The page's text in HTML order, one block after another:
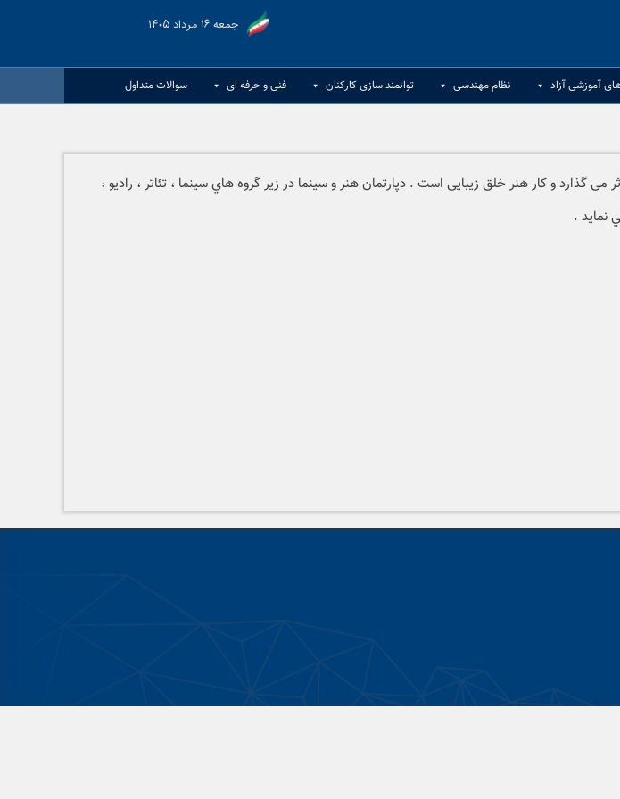
جمعه ۱۶ مرداد ۱۴۰۵
آموزشی آزاد نظام مهندسی توانمند سازی کارکنان فنی و حرفه ای سوالات متداول
و کار هنر خلق زیبایی است . دپارتمان هنر و سينما در زير گروه هاي سينما ، تئاتر ، راديو ،
نمايد .